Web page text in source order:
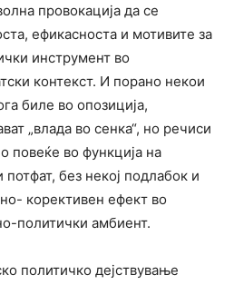
провокација да се
ефикасноста и мотивите за
инструмент во
контекст. И порано некои
биле во опозиција,
„влада во сенка“, но речиси
повеќе во функција на
без некој подлабок и
корективен ефект во
политички амбиент.
политичко дејствување